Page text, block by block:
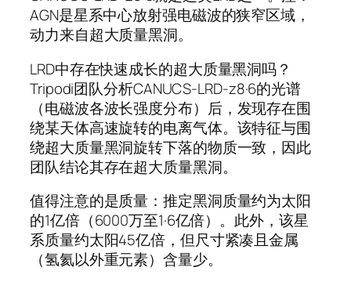
AGN是星系中心放射强电磁波的狭窄区域，
动力来自超大质量黑洞。
LRD中存在快速成长的超大质量黑洞吗？
Tripodi团队分析CANUCS-LRD-z8·6的光谱
（电磁波各波长强度分布）后，发现存在围
绕某天体高速旋转的电离气体。该特征与围
绕超大质量黑洞旋转下落的物质一致，因此
团队结论其存在超大质量黑洞。
值得注意的是质量：推定黑洞质量约为太阳
的1亿倍（6000万至1·6亿倍）。此外，该星
系质量约太阳45亿倍，但尺寸紧凑且金属
（氢氦以外重元素）含量少。